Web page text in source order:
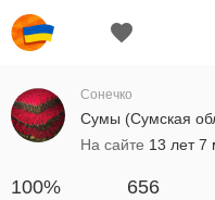
Сонечко
Сумы (Сумская
На сайте 13 лет 7
100% 656